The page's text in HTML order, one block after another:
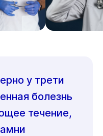
у трети
болезнь
течение,